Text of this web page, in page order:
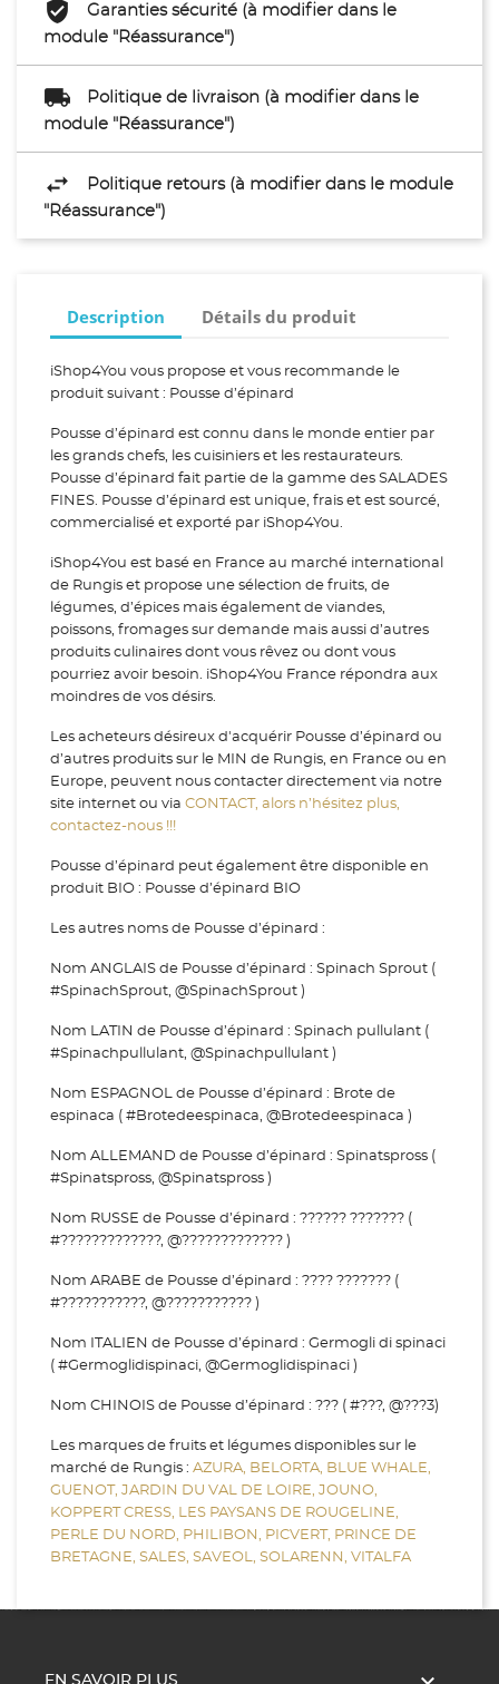
Garanties sécurité (à modifier dans le
module "Réassurance")
Politique de livraison (à modifier dans le
module "Réassurance")
Politique retours (à modifier dans le module
"Réassurance")
Description Détails du produit
iShop4You vous propose et vous recommande le
produit suivant : Pousse d’épinard
Pousse d’épinard est connu dans le monde entier par
les grands chefs, les cuisiniers et les restaurateurs.
Pousse d’épinard fait partie de la gamme des SALADES
FINES. Pousse d’épinard est unique, frais et est sourcé,
commercialisé et exporté par iShop4You.
iShop4You est basé en France au marché international
de Rungis et propose une sélection de fruits, de
légumes, d’épices mais également de viandes,
poissons, fromages sur demande mais aussi d’autres
produits culinaires dont vous rêvez ou dont vous
pourriez avoir besoin. iShop4You France répondra aux
moindres de vos désirs.
Les acheteurs désireux d'acquérir Pousse d’épinard ou
d’autres produits sur le MIN de Rungis, en France ou en
Europe, peuvent nous contacter directement via notre
site internet ou via CONTACT, alors n’hésitez plus,
contactez-nous !!!
Pousse d’épinard peut également être disponible en
produit BIO : Pousse d’épinard BIO
Les autres noms de Pousse d’épinard :
Nom ANGLAIS de Pousse d’épinard : Spinach Sprout (
#SpinachSprout, @SpinachSprout )
Nom LATIN de Pousse d’épinard : Spinach pullulant (
#Spinachpullulant, @Spinachpullulant )
Nom ESPAGNOL de Pousse d’épinard : Brote de
espinaca ( #Brotedeespinaca, @Brotedeespinaca )
Nom ALLEMAND de Pousse d’épinard : Spinatspross (
#Spinatspross, @Spinatspross )
Nom RUSSE de Pousse d’épinard : ?????? ??????? (
#?????????????, @????????????? )
Nom ARABE de Pousse d’épinard : ???? ??????? (
#???????????, @??????????? )
Nom ITALIEN de Pousse d’épinard : Germogli di spinaci
( #Germoglidispinaci, @Germoglidispinaci )
Nom CHINOIS de Pousse d’épinard : ??? ( #???, @???3)
Les marques de fruits et légumes disponibles sur le
marché de Rungis : AZURA, BELORTA, BLUE WHALE,
GUENOT, JARDIN DU VAL DE LOIRE, JOUNO,
KOPPERT CRESS, LES PAYSANS DE ROUGELINE,
PERLE DU NORD, PHILIBON, PICVERT, PRINCE DE
BRETAGNE, SALES, SAVEOL, SOLARENN, VITALFA
EN SAVOIR PLUS